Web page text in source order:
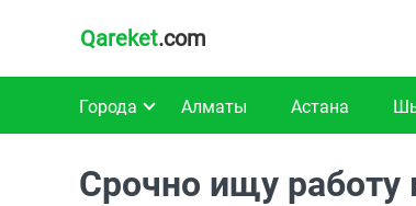
Qareket.com
Города Алматы Астана
Срочно ищу